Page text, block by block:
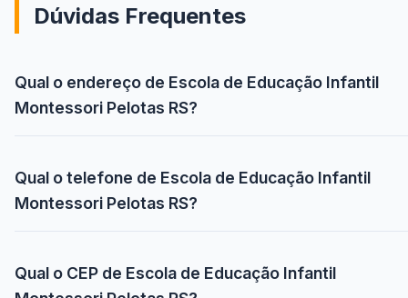
Dúvidas Frequentes
Qual o endereço de Escola de Educação Infantil
Montessori Pelotas RS?
Qual o telefone de Escola de Educação Infantil
Montessori Pelotas RS?
Qual o CEP de Escola de Educação Infantil